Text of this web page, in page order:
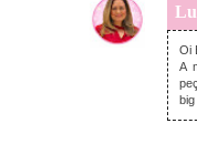
Oi
A
big